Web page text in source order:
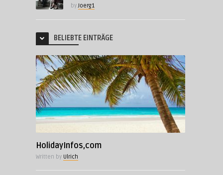
byJoerg1
BELIEBTE EINTRÄGE
HolidayInfos,com
Written by Ulrich